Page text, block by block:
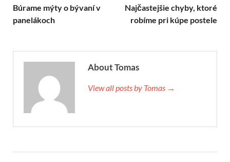
Búrame mýty o bývaní v
panelákoch
Najčastejšie chyby, ktoré
robíme pri kúpe postele
About Tomas
View all posts by Tomas →